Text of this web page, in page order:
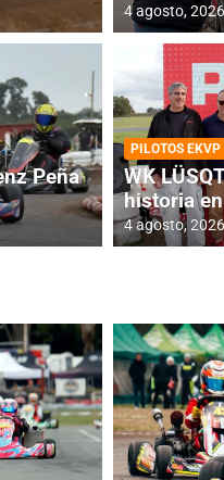
RMC BUENOS AIRES
Cerró una
Peña
4 agosto, 2026
PILOTOS EKVP
WK
historia
4 agosto, 2026
COBERTURA ESPECIAL DE E-